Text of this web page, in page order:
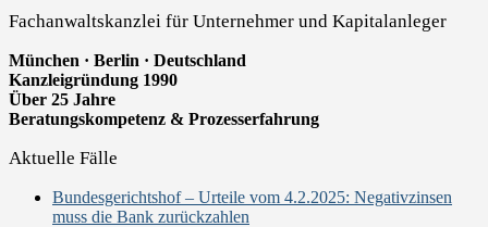
Fachanwaltskanzlei für Unternehmer und Kapitalanleger
München · Berlin · Deutschland
Kanzleigründung 1990
Über 25 Jahre
Beratungskompetenz & Prozesserfahrung
Aktuelle Fälle
Bundesgerichtshof – Urteile vom 4.2.2025: Negativzinsen
muss die Bank zurückzahlen